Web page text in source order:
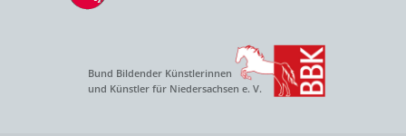
Bund Bildender Künstlerinnen
und Künstler für Niedersachsen e. V.